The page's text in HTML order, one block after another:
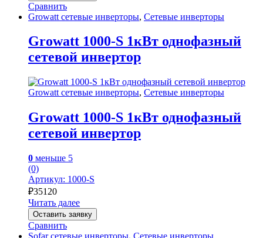
Сравнить
Growatt сетевые инверторы, Сетевые инверторы
Growatt 1000-S 1кВт однофазный
сетевой инвертор
Growatt сетевые инверторы, Сетевые инверторы
Growatt 1000-S 1кВт однофазный
сетевой инвертор
0 меньше 5
(0)
Артикул: 1000-S
₽35120
Читать далее
Оставить заявку
Сравнить